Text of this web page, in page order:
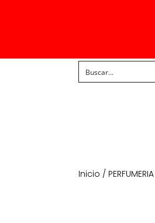
Inicio / PERFUMERIA